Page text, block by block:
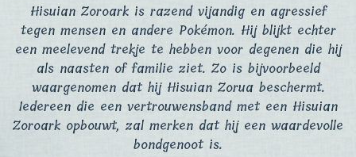
Hisuian Zoroark is razend vijandig en agressief
tegen mensen en andere Pokémon. Hij blijkt echter
een meelevend trekje te hebben voor degenen die hij
als naasten of familie ziet. Zo is bijvoorbeeld
waargenomen dat hij Hisuian Zorua beschermt.
Iedereen die een vertrouwensband met een Hisuian
Zoroark opbouwt, zal merken dat hij een waardevolle
bondgenoot is.